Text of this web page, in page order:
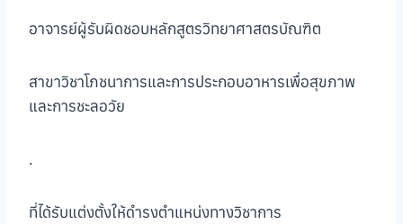
อาจารย์ผู้รับผิดชอบหลักสูตรวิทยาศาสตรบัณฑิต
สาขาวิชาโภชนาการและการประกอบอาหารเพื่อสุขภาพ
และการชะลอวัย
.
ที่ได้รับแต่งตั้งให้ดำรงตำแหน่งทางวิชาการ